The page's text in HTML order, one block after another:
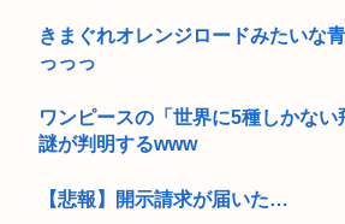
きまぐれオレンジロードみたいな
っっっ
ワンピースの「世界に5種しかない
謎が判明するwww
【悲報】開示請求が届いた…